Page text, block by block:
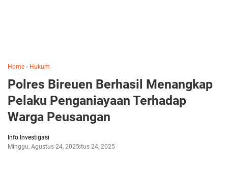
Home › Hukum
Polres Bireuen Berhasil Menangkap
Pelaku Penganiayaan Terhadap
Warga Peusangan
Info Investigasi
Minggu, Agustus 24, 2025Agustus 24, 2025